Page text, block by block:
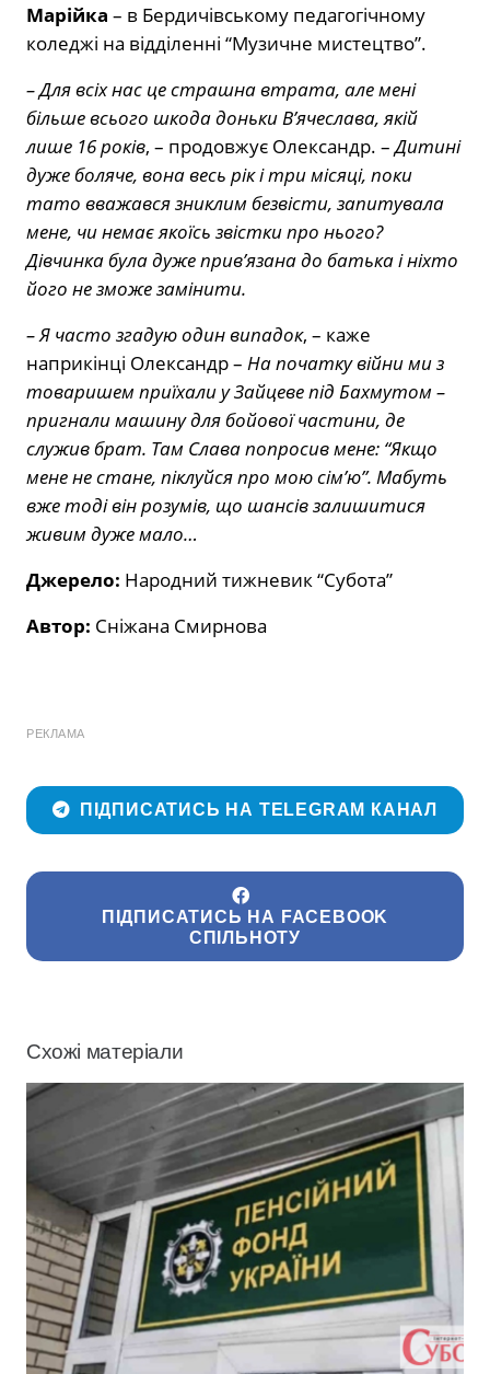
Марійка – в Бердичівському педагогічному
коледжі на відділенні “Музичне мистецтво”.
– Для всіх нас це страшна втрата, але мені
більше всього шкода доньки В’ячеслава, якій
лише 16 років, – продовжує Олександр. –Дитині
дуже боляче, вона весь рік і три місяці, поки
тато вважався зниклим безвісти, запитувала
мене, чи немає якоїсь звістки про нього?
Дівчинка була дуже прив’язана до батька і ніхто
його не зможе замінити.
– Я часто згадую один випадок, – каже
наприкінці Олександр – На початку війни ми з
товаришем приїхали у Зайцеве під Бахмутом –
пригнали машину для бойової частини, де
служив брат. Там Слава попросив мене: “Якщо
мене не стане, піклуйся про мою сім’ю”. Мабуть
вже тоді він розумів, що шансів залишитися
живим дуже мало…
Джерело: Народний тижневик “Субота”
Автор: Сніжана Смирнова
РЕКЛАМА
ПІДПИСАТИСЬ НА TELEGRAM КАНАЛ
ПІДПИСАТИСЬ НА FACEBOOK
СПІЛЬНОТУ
Схожі матеріали